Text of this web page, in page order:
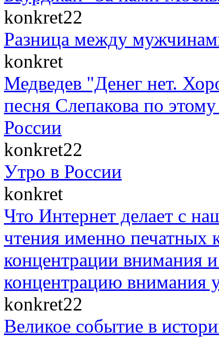
konkret22
Разница между
konkret
Медведев "Денег нет.
песня Слепакова по
России
konkret22
Утро в России
konkret
Что Интернет делает с
чтения именно печатных
концентрации внимания
концентрацию внимания
konkret22
Великое событие в